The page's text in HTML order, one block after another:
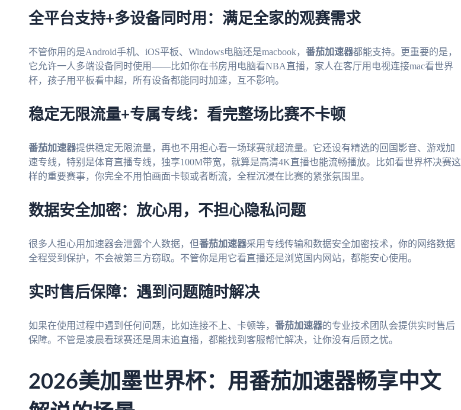
全平台支持+多设备同时用：满足全家的观赛需求
不管你用的是Android手机、iOS平板、Windows电脑还是macbook， 番茄加速器都能支持。更重要的是，
它允许一人多端设备同时使用——比如你在书房用电脑看NBA直播，家人在客厅用电视连接mac看世界
杯，孩子用平板看中超，所有设备都能同时加速，互不影响。
稳定无限流量+专属专线：看完整场比赛不卡顿
番茄加速器提供稳定无限流量，再也不用担心看一场球赛就超流量。它还设有精选的回国影音、游戏加
速专线，特别是体育直播专线，独享100M带宽，就算是高清4K直播也能流畅播放。比如看世界杯决赛这
样的重要赛事，你完全不用怕画面卡顿或者断流，全程沉浸在比赛的紧张氛围里。
数据安全加密：放心用，不担心隐私问题
很多人担心用加速器会泄露个人数据，但番茄加速器采用专线传输和数据安全加密技术，你的网络数据
全程受到保护，不会被第三方窃取。不管你是用它看直播还是浏览国内网站，都能安心使用。
实时售后保障：遇到问题随时解决
如果在使用过程中遇到任何问题，比如连接不上、卡顿等， 番茄加速器的专业技术团队会提供实时售后
保障。不管是凌晨看球赛还是周末追直播，都能找到客服帮忙解决，让你没有后顾之忧。
2026美加墨世界杯：用番茄加速器畅享中文